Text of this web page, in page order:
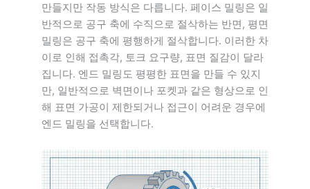
만들지만 작동 방식은 다릅니다. 페이스 밀링은 일
반적으로 공구 축에 수직으로 절삭하는 반면, 평면
밀링은 공구 축에 평행하게 절삭합니다. 이러한 차
이로 인해 접촉각, 토크 요구량, 표면 질감이 달라
집니다. 엔드 밀링도 평평한 표면을 만들 수 있지
만, 일반적으로 벽면이나 포켓과 같은 형상으로 인
해 표면 가공이 제한되거나 접근이 어려운 경우에
엔드 밀링을 선택합니다.